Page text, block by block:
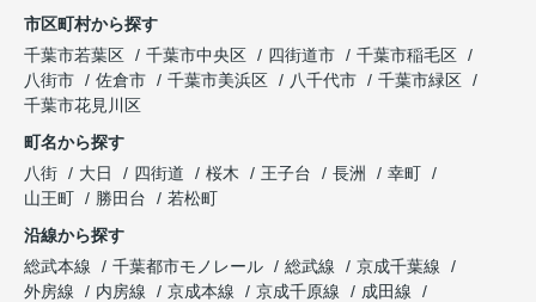
市区町村から探す
千葉市若葉区
千葉市中央区 四街道市
千葉市稲毛区
八街市
佐倉市 千葉市美浜区 八千代市
千葉市緑区
千葉市花見川区
町名から探す
八街
大日 四街道 桜木 王子台 長洲
幸町
山王町
勝田台
若松町
沿線から探す
総武本線
千葉都市モノレール 総武線
京成千葉線
外房線
内房線 京成本線 京成千原線
成田線